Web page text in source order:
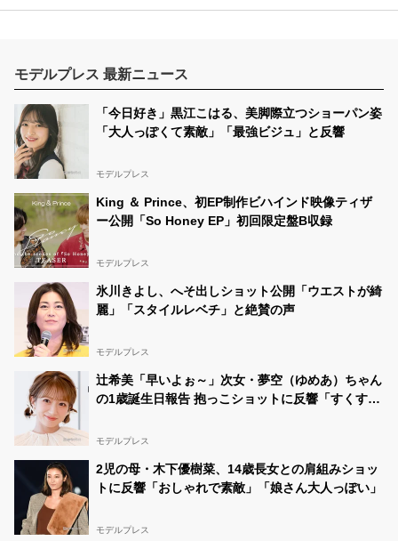
モデルプレス 最新ニュース
「今日好き」黒江こはる、美脚際立つショーパン姿
「大人っぽくて素敵」「最強ビジュ」と反響
モデルプレス
King ＆ Prince、初EP制作ビハインド映像ティザ
ー公開「So Honey EP」初回限定盤B収録
モデルプレス
氷川きよし、へそ出しショット公開「ウエストが綺
麗」「スタイルレベチ」と絶賛の声
モデルプレス
辻希美「早いよぉ～」次女・夢空（ゆめあ）ちゃん
の1歳誕生日報告 抱っこショットに反響「すくすく
モデルプレス
2児の母・木下優樹菜、14歳長女との肩組みショッ
トに反響「おしゃれで素敵」「娘さん大人っぽい」
モデルプレス